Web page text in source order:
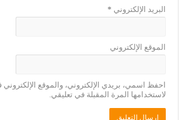
البريد الإلكتروني *
الموقع الإلكتروني
احفظ اسمي، بريدي الإلكتروني، والموقع
لاستخدامها المرة المقبلة في تعليقي.